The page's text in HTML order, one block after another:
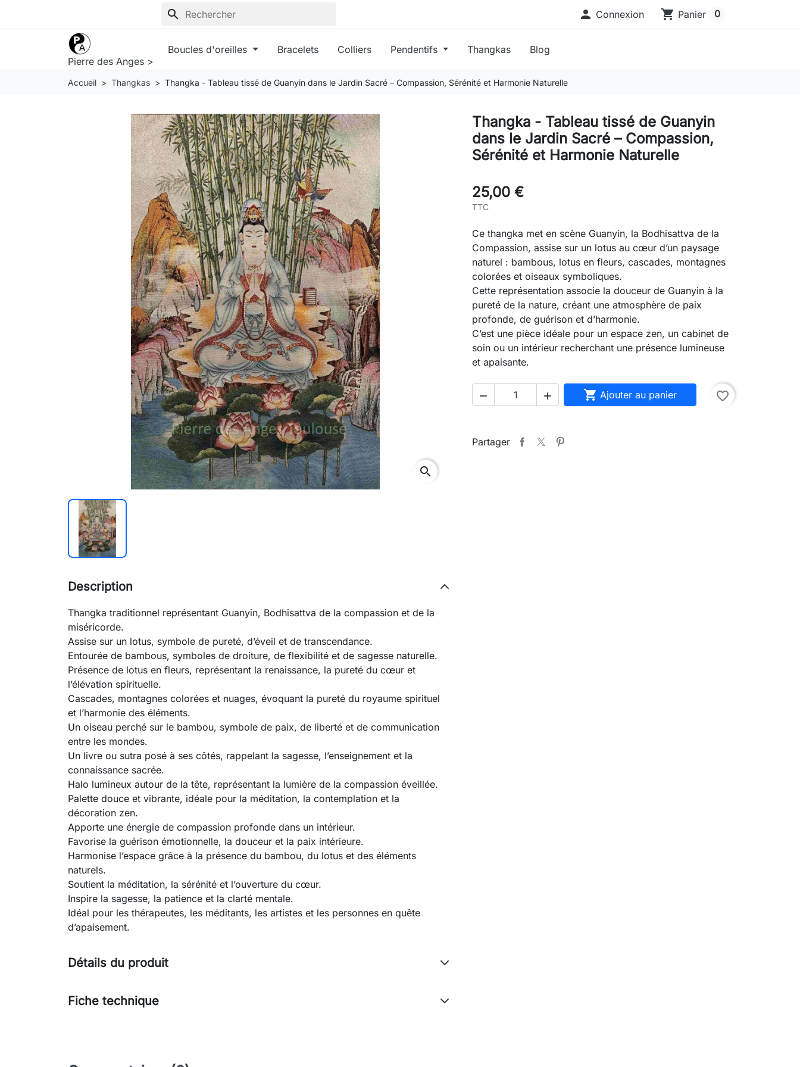
search  Connexion shopping_cart Panier 0
Pierre des Anges >
Boucles d'oreilles Bracelets Colliers Pendentifs Thangkas Blog
Accueil Thangkas Thangka - Tableau tissé de Guanyin dans le Jardin Sacré – Compassion, Sérénité et Harmonie Naturelle
search
Thangka - Tableau tissé de Guanyin
dans le Jardin Sacré – Compassion,
Sérénité et Harmonie Naturelle
25,00 €
TTC
Ce thangka met en scène Guanyin, la Bodhisattva de la
Compassion, assise sur un lotus au cœur d’un paysage
naturel : bambous, lotus en fleurs, cascades, montagnes
colorées et oiseaux symboliques.
Cette représentation associe la douceur de Guanyin à la
pureté de la nature, créant une atmosphère de paix
profonde, de guérison et d’harmonie.
C’est une pièce idéale pour un espace zen, un cabinet de
soin ou un intérieur recherchant une présence lumineuse
et apaisante.
   Ajouter au panier favorite_border
Partager
Description
Thangka traditionnel représentant Guanyin, Bodhisattva de la compassion et de la
miséricorde.
Assise sur un lotus, symbole de pureté, d’éveil et de transcendance.
Entourée de bambous, symboles de droiture, de flexibilité et de sagesse naturelle.
Présence de lotus en fleurs, représentant la renaissance, la pureté du cœur et
l’élévation spirituelle.
Cascades, montagnes colorées et nuages, évoquant la pureté du royaume spirituel
et l’harmonie des éléments.
Un oiseau perché sur le bambou, symbole de paix, de liberté et de communication
entre les mondes.
Un livre ou sutra posé à ses côtés, rappelant la sagesse, l’enseignement et la
connaissance sacrée.
Halo lumineux autour de la tête, représentant la lumière de la compassion éveillée.
Palette douce et vibrante, idéale pour la méditation, la contemplation et la
décoration zen.
Apporte une énergie de compassion profonde dans un intérieur.
Favorise la guérison émotionnelle, la douceur et la paix intérieure.
Harmonise l’espace grâce à la présence du bambou, du lotus et des éléments
naturels.
Soutient la méditation, la sérénité et l’ouverture du cœur.
Inspire la sagesse, la patience et la clarté mentale.
Idéal pour les thérapeutes, les méditants, les artistes et les personnes en quête
d’apaisement.
Détails du produit
Fiche technique